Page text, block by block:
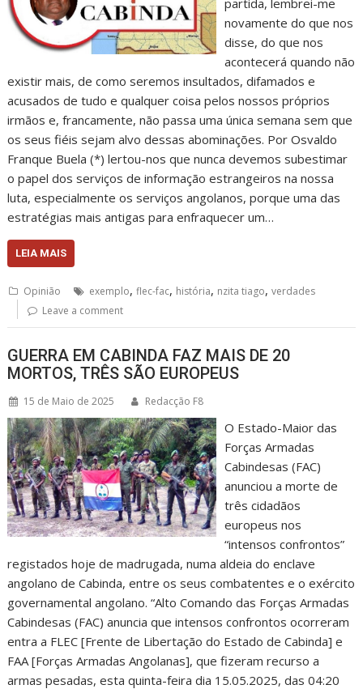
partida, lembrei-me
novamente do que nos
disse, do que nos
acontecerá quando não
existir mais, de como seremos insultados, difamados e
acusados de tudo e qualquer coisa pelos nossos próprios
irmãos e, francamente, não passa uma única semana sem que
os seus fiéis sejam alvo dessas abominações. Por Osvaldo
Franque Buela (*) lertou-nos que nunca devemos subestimar
o papel dos serviços de informação estrangeiros na nossa
luta, especialmente os serviços angolanos, porque uma das
estratégias mais antigas para enfraquecer um…
LEIA MAIS
Opinião exemplo,flec-fac, história, nzita tiago,verdades
Leave a comment
GUERRA EM CABINDA FAZ MAIS DE 20
MORTOS, TRÊS SÃO EUROPEUS
15 de Maio de 2025 Redacção F8
O Estado-Maior das
Forças Armadas
Cabindesas (FAC)
anunciou a morte de
três cidadãos
europeus nos
“intensos confrontos”
registados hoje de madrugada, numa aldeia do enclave
angolano de Cabinda, entre os seus combatentes e o exército
governamental angolano. “Alto Comando das Forças Armadas
Cabindesas (FAC) anuncia que intensos confrontos ocorreram
entra a FLEC [Frente de Libertação do Estado de Cabinda] e
FAA [Forças Armadas Angolanas], que fizeram recurso a
armas pesadas, esta quinta-feira dia 15.05.2025, das 04:20